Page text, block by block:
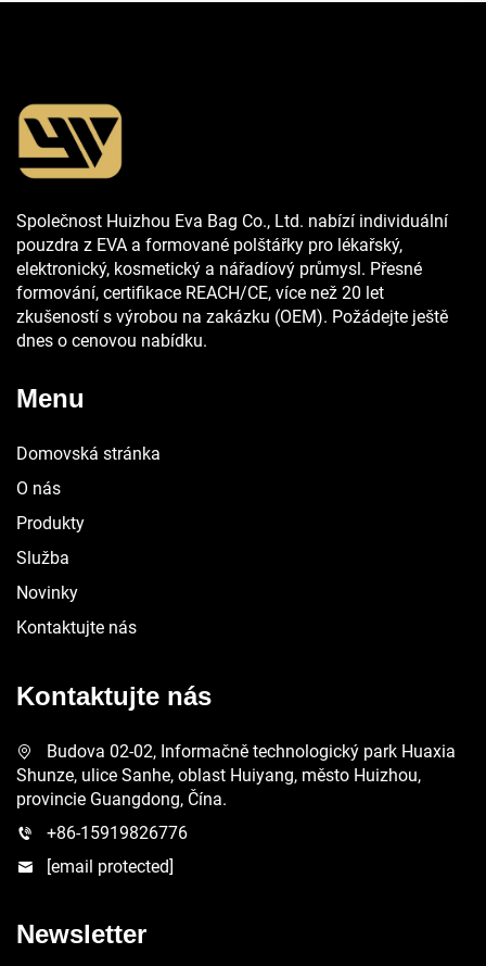
Společnost Huizhou Eva Bag Co., Ltd. nabízí individuální
pouzdra z EVA a formované polštářky pro lékařský,
elektronický, kosmetický a nářadíový průmysl. Přesné
formování, certifikace REACH/CE, více než 20 let
zkušeností s výrobou na zakázku (OEM). Požádejte ještě
dnes o cenovou nabídku.
Menu
Domovská stránka
O nás
Produkty
Služba
Novinky
Kontaktujte nás
Kontaktujte nás
Budova 02-02, Informačně technologický park Huaxia
Shunze, ulice Sanhe, oblast Huiyang, město Huizhou,
provincie Guangdong, Čína.
+86-15919826776
[email protected]
Newsletter